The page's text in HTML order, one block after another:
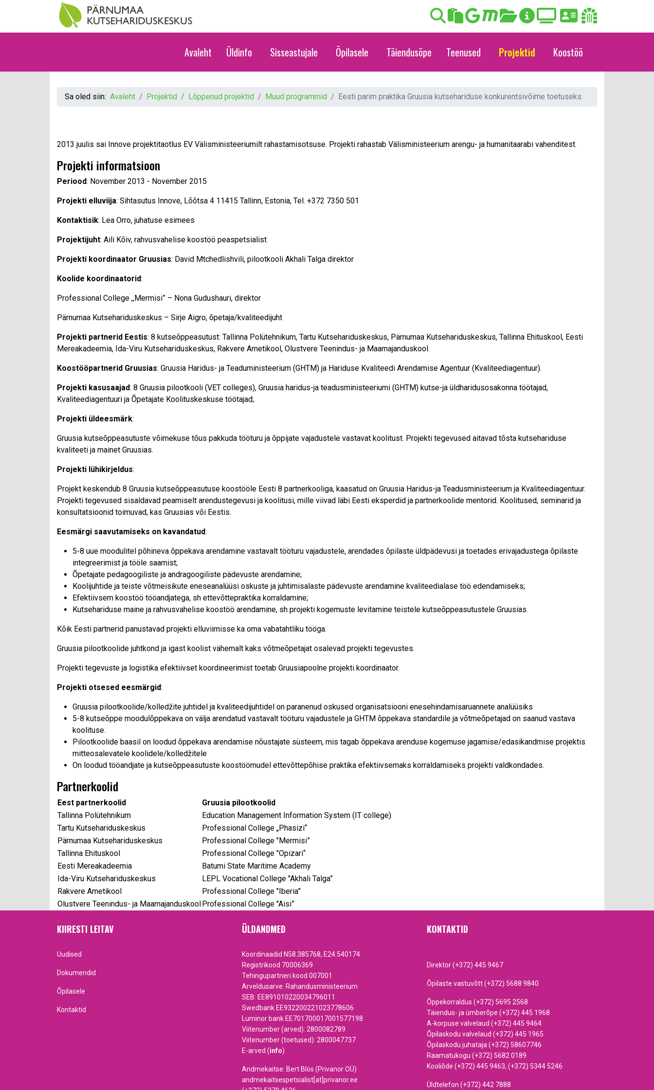
Avaleht Üldinfo Sisseastujale Õpilasele Täiendusõpe Teenused Projektid Koostöö
Sa oled siin: Avaleht Projektid Lõppenud projektid Muud programmid Eesti parim praktika Gruusia kutsehariduse konkurentsivõime toetuseks
2013 juulis sai Innove projektitaotlus EV Välisministeeriumilt rahastamisotsuse. Projekti rahastab Välisministeerium arengu- ja humanitaarabi vahenditest.
Projekti informatsioon
Periood: November 2013 - November 2015
Projekti elluviija: Sihtasutus Innove, Lõõtsa 4 11415 Tallinn, Estonia, Tel. +372 7350 501
Kontaktisik: Lea Orro, juhatuse esimees
Projektijuht: Aili Kõiv, rahvusvahelise koostöö peaspetsialist
Projekti koordinaator Gruusias: David Mtchedlishvili, pilootkooli Akhali Talga direktor
Koolide koordinaatorid:
Professional College ,,Mermisi” – Nona Gudushauri, direktor
Pärnumaa Kutsehariduskeskus – Sirje Aigro, õpetaja/kvaliteedijuht
Projekti partnerid Eestis: 8 kutseõppeasutust: Tallinna Polütehnikum, Tartu Kutsehariduskeskus, Pärnumaa Kutsehariduskeskus, Tallinna Ehituskool, Eesti
Mereakadeemia, Ida-Viru Kutsehariduskeskus, Rakvere Ametikool, Olustvere Teenindus- ja Maamajanduskool.
Koostööpartnerid Gruusias: Gruusia Haridus- ja Teaduministeerium (GHTM) ja Hariduse Kvaliteedi Arendamise Agentuur (Kvaliteediagentuur).
Projekti kasusaajad: 8 Gruusia pilootkooli (VET colleges), Gruusia haridus-ja teadusministeeriumi (GHTM) kutse-ja üldharidusosakonna töötajad,
Kvaliteediagentuuri ja Õpetajate Koolituskeskuse töötajad;
Projekti üldeesmärk:
Gruusia kutseõppeasutuste võimekuse tõus pakkuda tööturu ja õppijate vajadustele vastavat koolitust. Projekti tegevused aitavad tõsta kutsehariduse
kvaliteeti ja mainet Gruusias.
Projekti lühikirjeldus:
Projekt keskendub 8 Gruusia kutseõppeasutuse koostööle Eesti 8 partnerkooliga, kaasatud on Gruusia Haridus-ja Teadusministeerium ja Kvaliteediagentuur.
Projekti tegevused sisaldavad peamiselt arendustegevusi ja koolitusi, mille viivad läbi Eesti eksperdid ja partnerkoolide mentorid. Koolitused, seminarid ja
konsultatsioonid toimuvad, kas Gruusias või Eestis.
Eesmärgi saavutamiseks on kavandatud:
5-8 uue moodulitel põhineva õppekava arendamine vastavalt tööturu vajadustele, arendades õpilaste üldpädevusi ja toetades erivajadustega õpilaste
integreerimist ja tööle saamist;
Õpetajate pedagoogiliste ja andragoogiliste pädevuste arendamine;
Koolijuhtide ja teiste võtmeisikute eneseanalüüsi oskuste ja juhtimisalaste pädevuste arendamine kvaliteedialase töö edendamiseks;
Efektiivsem koostöö tööandjatega, sh ettevõttepraktika korraldamine;
Kutsehariduse maine ja rahvusvahelise koostöö arendamine, sh projekti kogemuste levitamine teistele kutseõppeasutustele Gruusias.
Kõik Eesti partnerid panustavad projekti elluviimisse ka oma vabatahtliku tööga.
Gruusia pilootkoolide juhtkond ja igast koolist vähemalt kaks võtmeõpetajat osalevad projekti tegevustes.
Projekti tegevuste ja logistika efektiivset koordineerimist toetab Gruusiapoolne projekti koordinaator.
Projekti otsesed eesmärgid:
Gruusia pilootkoolide/kolledžite juhtidel ja kvaliteedijuhtidel on paranenud oskused organisatsiooni enesehindamisaruannete analüüsiks
5-8 kutseõppe moodulõppekava on välja arendatud vastavalt tööturu vajadustele ja GHTM õppekava standardile ja võtmeõpetajad on saanud vastava
koolituse.
Pilootkoolide baasil on loodud õppekava arendamise nõustajate süsteem, mis tagab õppekava arenduse kogemuse jagamise/edasikandmise projektis
mitteosalevatele koolidele/kolledžitele
On loodud tööandjate ja kutseõppeasutuste koostöömudel ettevõttepõhise praktika efektiivsemaks korraldamiseks projekti valdkondades.
Partnerkoolid
Eest partnerkoolid
Gruusia pilootkoolid
Tallinna Polütehnikum
Education Management Information System (IT college)
Tartu Kutsehariduskeskus
Professional College „Phasizi“
Pärnumaa Kutsehariduskeskus
Professional College "Mermisi”
Tallinna Ehituskool
Professional College "Opizari“
Eesti Mereakadeemia
Batumi State Maritime Academy
Ida-Viru Kutsehariduskeskus
LEPL Vocational College "Akhali Talga”
Rakvere Ametikool
Professional College "Iberia”
Olustvere Teenindus- ja MaamajanduskoolProfessional College "Aisi”
KIIRESTI LEITAV
Uudised
Dokumendid
Õpilasele
Kontaktid
ÜLDANDMED
Koordinaadid N58.385768, E24.540174
Registrikood 70006369
Tehingupartneri kood 007001
Arveldusarve: Rahandusministeerium
SEB: EE891010220034796011
Swedbank EE932200221023778606
Luminor bank EE701700017001577198
Viitenumber (arved): 2800082789
Viitenumber (toetused): 2800047737
E-arved (info)
Andmekaitse: Bert Blös (Privanor OÜ)
andmekaitsespetsialist[at]privanor.ee
KONTAKTID
Direktor (+372) 445 9467
Õpilaste vastuvõtt (+372) 5688 9840
Õppekorraldus (+372) 5695 2568
Täiendus- ja ümberõpe (+372) 445 1968
A-korpuse valvelaud (+372) 445 9464
Õpilaskodu valvelaud (+372) 445 1965
Õpilaskodu juhataja (+372) 58607746
Raamatukogu (+372) 5682 0189
Kooliõde (+372) 445 9463, (+372) 5344 5246
Üldtelefon (+372) 442 7888